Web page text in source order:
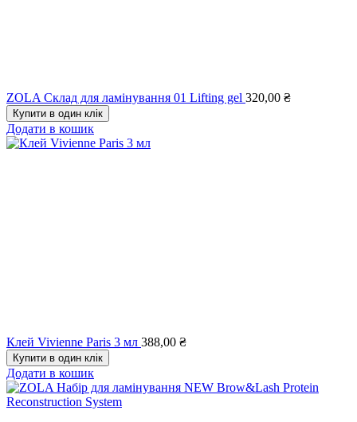
ZOLA Склад для ламінування 01 Lifting gel 320,00 ₴
Купити в один клік
Додати в кошик
Клей Vivienne Paris 3 мл 388,00 ₴
Купити в один клік
Додати в кошик